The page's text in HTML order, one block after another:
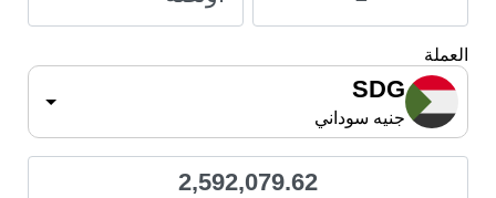
العملة
SDG
جنيه سوداني
2,592,079.62